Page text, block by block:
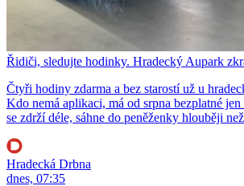
Řidiči, sledujte hodinky. Hradecký Aupark
Čtyři hodiny zdarma a bez starostí už u
Kdo nemá aplikaci, má od srpna bezplatné
se zdrží déle, sáhne do peněženky hlouběji
Hradecká Drbna
dnes, 07:35